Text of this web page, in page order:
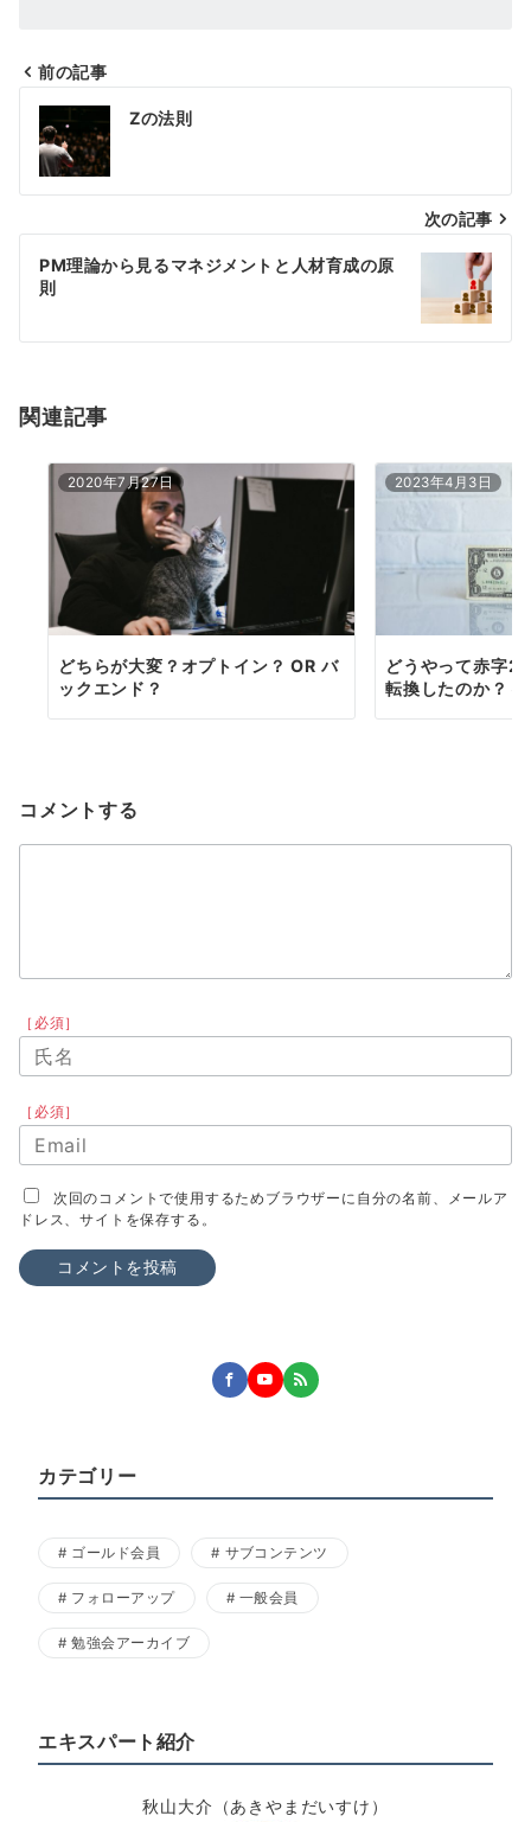
投
稿
ナ
ビ
ゲ
ー
シ
ン
前の記事
Zの法則
次の記事
PM理論から見るマネジメントと人材育成の原
則
関連記事
2020年7月27日
どちらが大変？オプトイン？ OR バ
ックエンド？
2023年4月3日
どうやって赤字
転換したのか？～
コメントする
［必須］
［必須］
次回のコメントで使用するためブラウザーに自分の名前、メールア
ドレス、サイトを保存する。
カテゴリー
ゴールド会員 サブコンテンツ
フォローアップ 一般会員
勉強会アーカイブ
エキスパート紹介
秋山大介（あきやまだいすけ）